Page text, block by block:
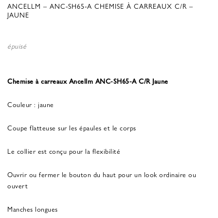
ANCELLM – ANC-SH65-A CHEMISE À CARREAUX C/R –
JAUNE
épuisé
Chemise à carreaux Ancellm ANC-SH65-A C/R Jaune
Couleur : jaune
Coupe flatteuse sur les épaules et le corps
Le collier est conçu pour la flexibilité
Ouvrir ou fermer le bouton du haut pour un look ordinaire ou
ouvert
Manches longues